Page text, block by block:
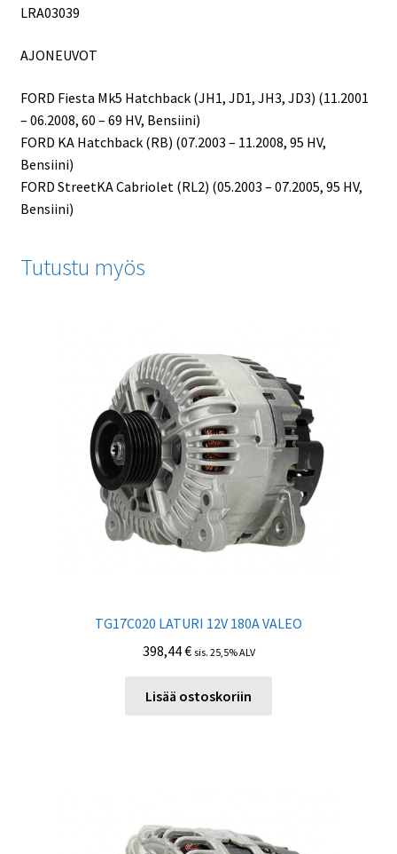
LRA03039
AJONEUVOT
FORD Fiesta Mk5 Hatchback (JH1, JD1, JH3, JD3) (11.2001
– 06.2008, 60 – 69 HV, Bensiini)
FORD KA Hatchback (RB) (07.2003 – 11.2008, 95 HV,
Bensiini)
FORD StreetKA Cabriolet (RL2) (05.2003 – 07.2005, 95 HV,
Bensiini)
Tutustu myös
TG17C020 LATURI 12V 180A VALEO
398,44€ sis. 25,5% ALV
Lisää ostoskoriin